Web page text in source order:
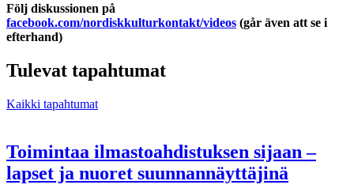
Följ diskussionen på
facebook.com/nordiskkulturkontakt/videos (går även att se i
efterhand)
Tulevat tapahtumat
Kaikki tapahtumat
Toimintaa ilmastoahdistuksen sijaan –
lapset ja nuoret suunnannäyttäjinä